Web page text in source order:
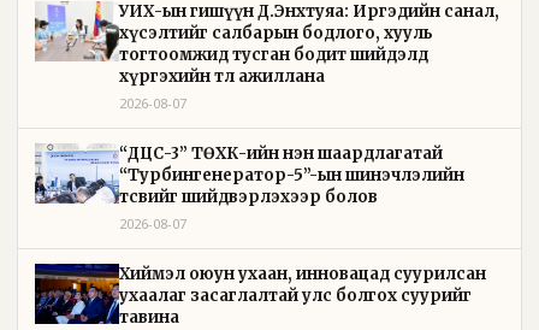
УИХ-ын гишүүн Д.Энхтуяа: Иргэдийн санал,
хүсэлтийг салбарын бодлого, хууль
тогтоомжид тусган бодит шийдэлд
хүргэхийн төлөө ажиллана
2026-08-07
“ДЦС-3” ТӨХК-ийн нэн шаардлагатай
“Турбингенератор-5”-ын шинэчлэлийн
төсвийг шийдвэрлэхээр болов
2026-08-07
Хиймэл оюун ухаан, инновацад суурилсан
ухаалаг засаглалтай улс болгох суурийг
тавина